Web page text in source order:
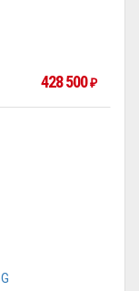
428 500 ₽